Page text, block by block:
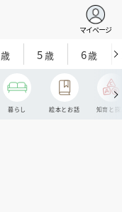
マイページ
歳 5歳 6歳
暮らし 絵本とお話 知育と探